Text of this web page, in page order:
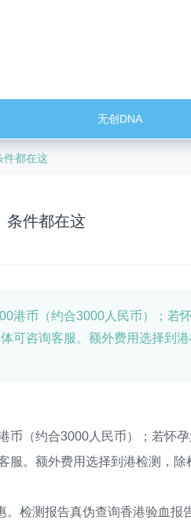
无创DNA
件都在这
条件都在这
币（约合3000人民币）；若
可咨询客服。额外费用选择到港
（约合3000人民币）；若怀孕
。额外费用选择到港检测，除
测报告真伪查询香港验血报